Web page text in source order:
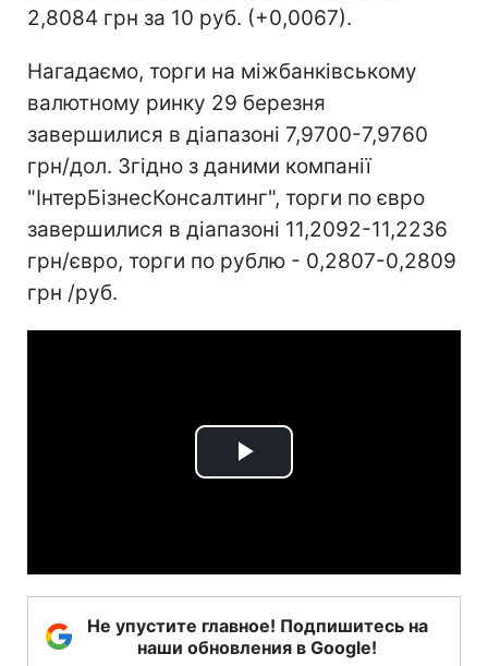
2,8084 грн за 10 руб. (+0,0067).
Нагадаємо, торги на міжбанківському
валютному ринку 29 березня
завершилися в діапазоні 7,9700-7,9760
грн/дол. Згідно з даними компанії
"ІнтерБізнесКонсалтинг", торги по євро
завершилися в діапазоні 11,2092-11,2236
грн/євро, торги по рублю - 0,2807-0,2809
грн /руб.
Play
Не упустите главное! Подпишитесь на
наши обновления в Google!